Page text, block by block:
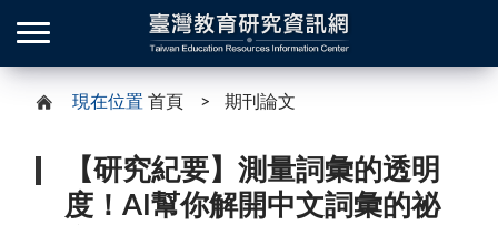
現在位置 首頁 期刊論文
【研究紀要】測量詞彙的透明
度！AI幫你解開中文詞彙的祕